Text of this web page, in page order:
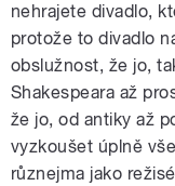
nehrajete divadlo,
protože to divadlo
obslužnost, že jo,
Shakespeara až
že jo, od antiky až
vyzkoušet úplně
různejma jako